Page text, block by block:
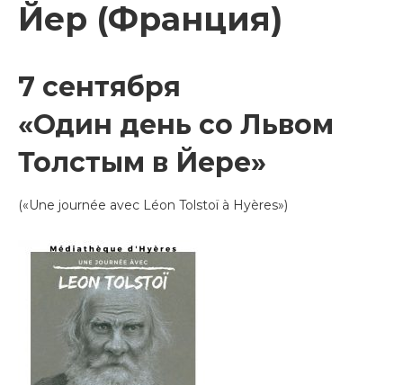
Йер (Франция)
7 сентября
«Один день со Львом
Толстым в Йере»
(«Une journée avec Léon Tolstoï à Hyères»)